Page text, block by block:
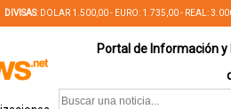
DIVISAS: DOLAR 1.500,00 - EURO: 1.735,00 - REAL:
Portal de Información